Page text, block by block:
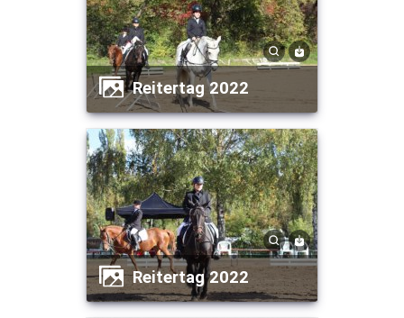
Reitertag 2022
Reitertag 2022